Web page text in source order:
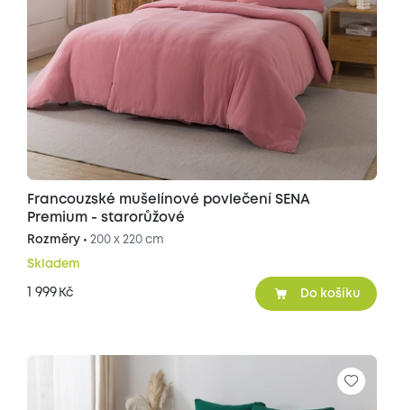
Francouzské mušelínové povlečení SENA
Premium - starorůžové
Rozměry • 200 x 220 cm
Skladem
1 999 Kč Do košíku